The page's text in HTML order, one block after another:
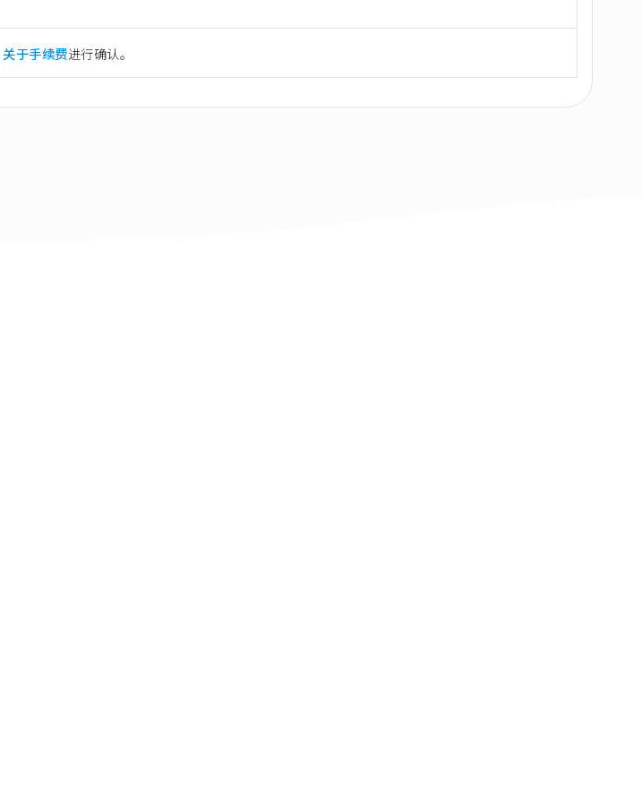
关于手续费进行确认。